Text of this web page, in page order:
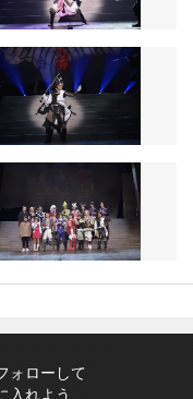
ォローして
入れよう